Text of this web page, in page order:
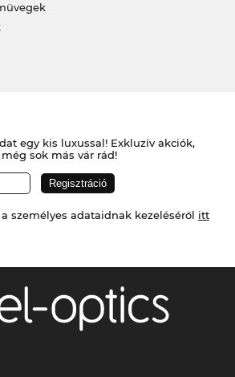
egy kis luxussal! Exkluzív akciók,
sok más vár rád!
személyes adataidnak kezeléséről itt